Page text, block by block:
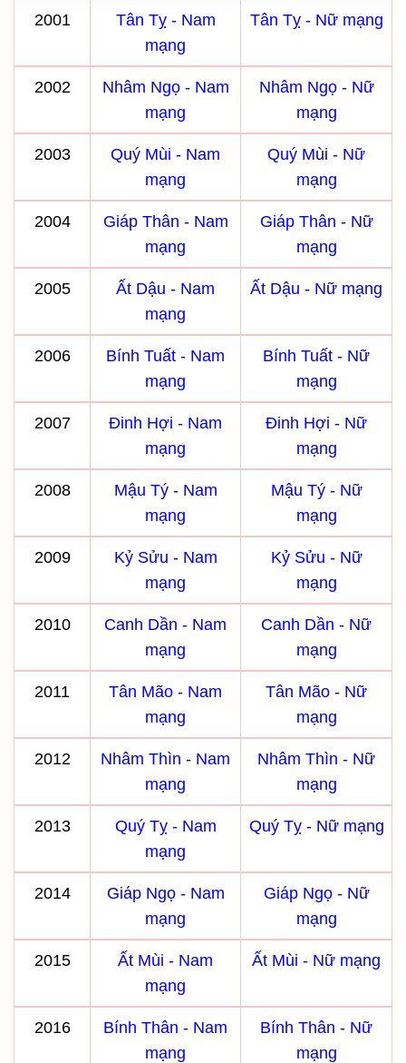
2001
Tân Tỵ - Nam
mạng
Tân Tỵ - Nữ mạng
2002
Nhâm Ngọ - Nam
mạng
Nhâm Ngọ - Nữ
mạng
2003
Quý Mùi - Nam
mạng
Quý Mùi - Nữ
mạng
2004
Giáp Thân - Nam
mạng
Giáp Thân - Nữ
mạng
2005
Ất Dậu - Nam
mạng
Ất Dậu - Nữ mạng
2006
Bính Tuất - Nam
mạng
Bính Tuất - Nữ
mạng
2007
Đinh Hợi - Nam
mạng
Đinh Hợi - Nữ
mạng
2008
Mậu Tý - Nam
mạng
Mậu Tý - Nữ
mạng
2009
Kỷ Sửu - Nam
mạng
Kỷ Sửu - Nữ
mạng
2010
Canh Dần - Nam
mạng
Canh Dần - Nữ
mạng
2011
Tân Mão - Nam
mạng
Tân Mão - Nữ
mạng
2012
Nhâm Thìn - Nam
mạng
Nhâm Thìn - Nữ
mạng
2013
Quý Tỵ - Nam
mạng
Quý Tỵ - Nữ mạng
2014
Giáp Ngọ - Nam
mạng
Giáp Ngọ - Nữ
mạng
2015
Ất Mùi - Nam
mạng
Ất Mùi - Nữ mạng
2016
Bính Thân - Nam
mạng
Bính Thân - Nữ
mạng